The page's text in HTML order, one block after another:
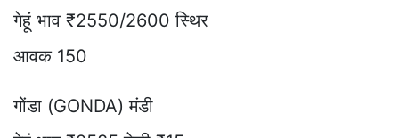
गेहूं भाव ₹2550/2600 स्थिर
आवक 150
गोंडा (GONDA) मंडी